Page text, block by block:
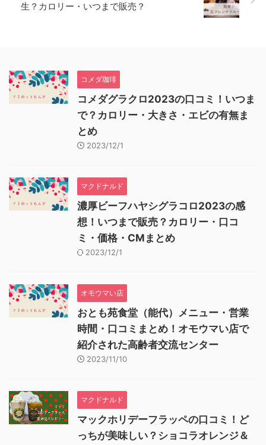
生？カロリー・いつまで販売？
コメダ珈琲
コメダグラクロ2023の口コミ！いつま
で？カロリー・大きさ・エビの有無ま
とめ
2023/12/1
マクドナルド
濃厚ビーフハヤシグラコロ2023の感
想！いつまで販売？カロリー・口コ
ミ・価格・CMまとめ
2023/12/1
オモウマい店
おとも苑食堂（能代）メニュー・営業
時間・口コミまとめ！オモウマい店で
紹介された高齢者交流センター
2023/11/10
マクドナルド
マックホリデーフラッペの口コミ！ど
っちが美味しい？ショコラオレンジ＆